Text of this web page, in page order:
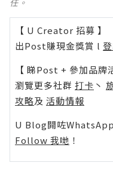
【 U Creator 招募 】
出Post賺現金獎賞 l
【 睇Post + 參加品牌
瀏覽更多社群 打卡 丶
攻略及 活動情報
U Blog開咗
Follow 我哋 ！